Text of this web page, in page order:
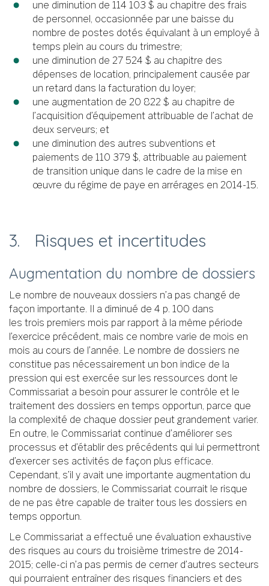
une diminution de 114 103 $ au chapitre des frais
de personnel, occasionnée par une baisse du
nombre de postes dotés équivalant à un employé à
temps plein au cours du trimestre;
une diminution de 27 524 $ au chapitre des
dépenses de location, principalement causée par
un retard dans la facturation du loyer;
une augmentation de 20 822 $ au chapitre de
l’acquisition d’équipement attribuable de l’achat de
deux serveurs; et
une diminution des autres subventions et
paiements de 110 379 $, attribuable au paiement
de transition unique dans le cadre de la mise en
œuvre du régime de paye en arrérages en 2014-15.
3. Risques et incertitudes
Augmentation du nombre de dossiers
Le nombre de nouveaux dossiers n’a pas changé de
façon importante. Il a diminué de 4 p. 100 dans
les trois premiers mois par rapport à la même période
l’exercice précédent, mais ce nombre varie de mois en
mois au cours de l’année. Le nombre de dossiers ne
constitue pas nécessairement un bon indice de la
pression qui est exercée sur les ressources dont le
Commissariat a besoin pour assurer le contrôle et le
traitement des dossiers en temps opportun, parce que
la complexité de chaque dossier peut grandement varier.
En outre, le Commissariat continue d’améliorer ses
processus et d’établir des précédents qui lui permettront
d’exercer ses activités de façon plus efficace.
Cependant, s’il y avait une importante augmentation du
nombre de dossiers, le Commissariat courrait le risque
de ne pas être capable de traiter tous les dossiers en
temps opportun.
Le Commissariat a effectué une évaluation exhaustive
des risques au cours du troisième trimestre de 2014-
2015; celle-ci n’a pas permis de cerner d’autres secteurs
qui pourraient entraîner des risques financiers et des